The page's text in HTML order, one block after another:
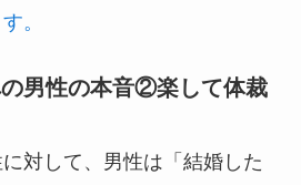
。
男性の本音②楽して体裁
対して、男性は「結婚した